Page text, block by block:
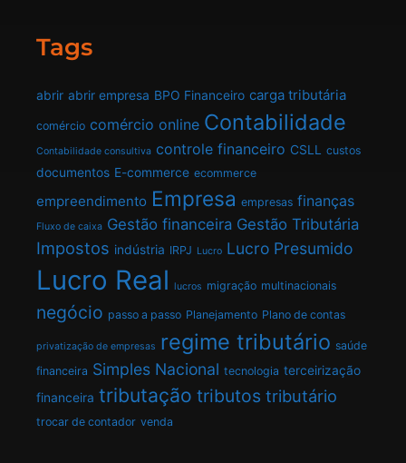
Tags
abrir abrir empresa BPO Financeiro carga tributária
comércio comércio online Contabilidade
Contabilidade consultiva controle financeiro CSLL custos
documentos E-commerce ecommerce
empreendimento Empresa empresas finanças
Fluxo de caixa Gestão financeira Gestão Tributária
Impostos indústria IRPJ Lucro Lucro Presumido
Lucro Real lucros migração multinacionais
negócio passo a passo Planejamento Plano de contas
privatização de empresas regime tributário saúde
financeira Simples Nacional tecnologia terceirização
financeira tributação tributos tributário
trocar de contador venda